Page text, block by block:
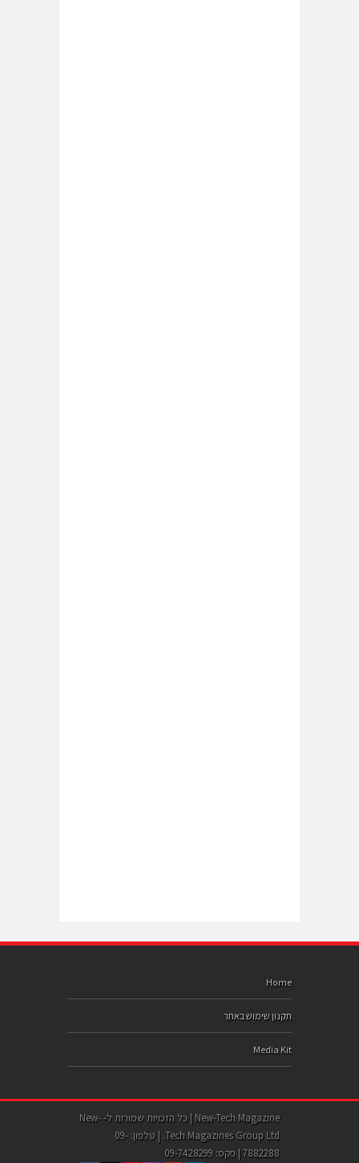
Home
תקנון שימוש באתר
Media Kit
New-Tech Magazine | כל הזכויות שמורות ל- New-
Tech Magazines Group Ltd. | טלפון: 09-
7882288 | פקס: 09-7428299